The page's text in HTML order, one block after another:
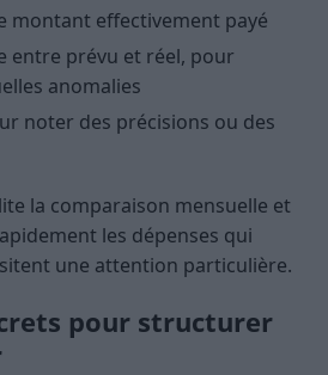
montant effectivement payé
entre prévu et réel, pour
anomalies
noter des précisions ou des
la comparaison mensuelle et
les dépenses qui
une attention particulière.
pour structurer